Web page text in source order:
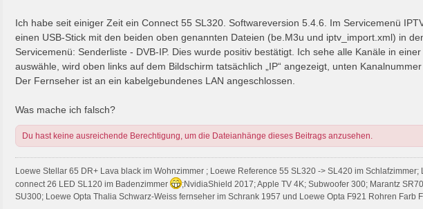
Ich habe seit einiger Zeit ein Connect 55 SL320. Softwareversion 5.4.6. Im Servicemenü
einen USB-Stick mit den beiden oben genannten Dateien (be.M3u und iptv_import.xml) in
Servicemenü: Senderliste - DVB-IP. Dies wurde positiv bestätigt. Ich sehe alle Kanäle in
auswähle, wird oben links auf dem Bildschirm tatsächlich „IP“ angezeigt, unten
Der Fernseher ist an ein kabelgebundenes LAN angeschlossen.
Was mache ich falsch?
Du hast keine ausreichende Berechtigung, um die Dateianhänge dieses Beitrags anzusehen.
Loewe Stellar 65 DR+ Lava black im Wohnzimmer ; Loewe Reference 55 SL320 -> SL420 im
connect 26 LED SL120 im Badenzimmer
;NvidiaShield 2017; Apple TV 4K; Subwoofer 300; Marantz
SU300; Loewe Opta Thalia Schwarz-Weiss fernseher im Schrank 1957 und Loewe Opta F921 Rohren Farb